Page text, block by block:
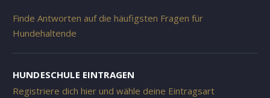
Finde Antworten auf die häufigsten Fragen für
Hundehaltende
HUNDESCHULE EINTRAGEN
Registriere dich hier und wähle deine Eintragsart